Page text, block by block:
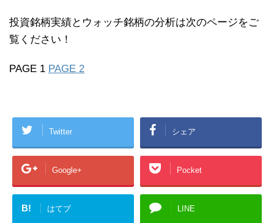
投資銘柄実績とウォッチ銘柄の分析は次のページをご
覧ください！
PAGE 1 PAGE 2
Twitter シェア
Google+ Pocket
B! はてブ LINE